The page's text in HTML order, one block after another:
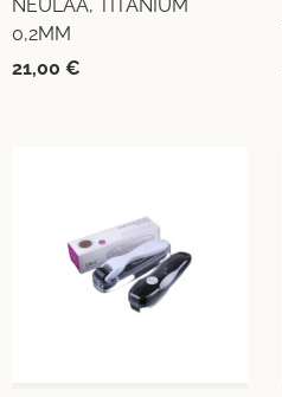
NEULAA, TITANIUM
0,2MM
21,00 €